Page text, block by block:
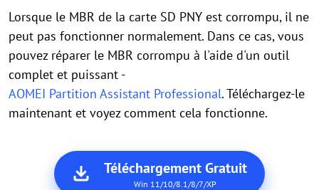
Lorsque le MBR de la carte SD PNY est corrompu, il ne
peut pas fonctionner normalement. Dans ce cas, vous
pouvez réparer le MBR corrompu à l'aide d'un outil
complet et puissant -
AOMEI Partition Assistant Professional. Téléchargez-le
maintenant et voyez comment cela fonctionne.
Téléchargement Gratuit
Win 11/10/8.1/8/7/XP